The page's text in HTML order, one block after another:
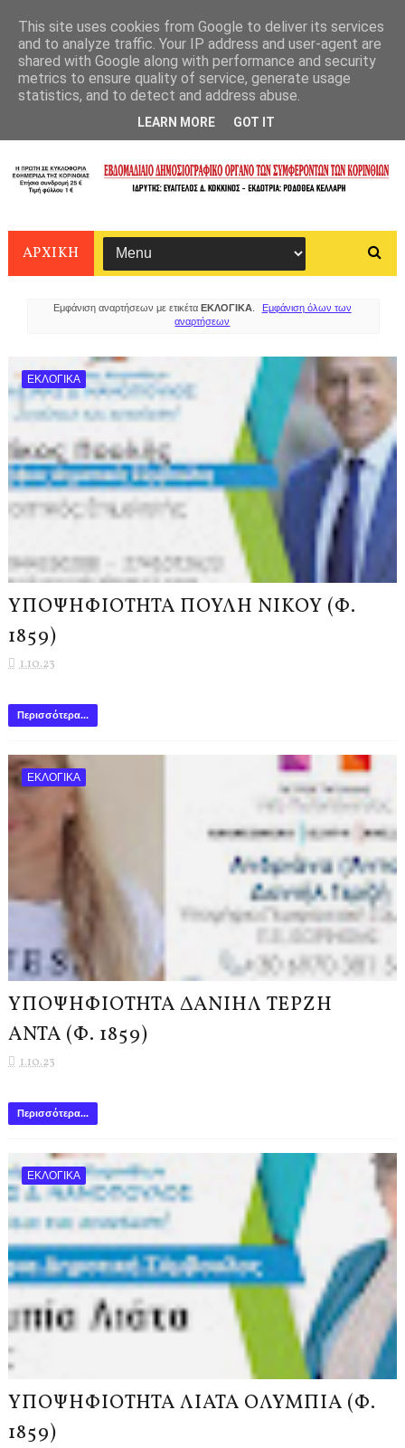
ΑΡΧΙΚΗ
Εμφάνιση αναρτήσεων με ετικέτα ΕΚΛΟΓΙΚΑ
Εμφάνιση όλων των
αναρτήσεων
ΕΚΛΟΓΙΚΑ
ΥΠΟΨΗΦΙΟΤΗΤΑ ΠΟΥΛΗ ΝΙΚΟΥ (Φ.
1859)
1.10.23
Περισσότερα...
ΕΚΛΟΓΙΚΑ
ΥΠΟΨΗΦΙΟΤΗΤΑ ΔΑΝΙΗΛ ΤΕΡΖΗ
ΑΝΤΑ (Φ. 1859)
1.10.23
Περισσότερα...
ΕΚΛΟΓΙΚΑ
ΥΠΟΨΗΦΙΟΤΗΤΑ ΛΙΑΤΑ ΟΛΥΜΠΙΑ (Φ.
1859)
This site uses cookies from Google to deliver its services
and to analyze traffic. Your IP address and user-agent are
shared with Google along with performance and security
metrics to ensure quality of service, generate usage
statistics, and to detect and address abuse.
LEARN MORE GOT IT